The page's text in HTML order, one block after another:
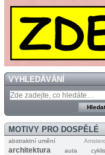
VYHLEDÁVÁNÍ
MOTIVY PRO DOSPĚLÉ
abstraktní umění
architektura auta